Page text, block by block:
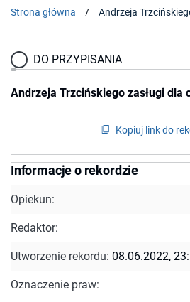
Strona główna Andrzeja
DO PRZYPISANIA
Andrzeja Trzcińskiego zasługi dla
Kopiuj link do
Informacje o rekordzie
Opiekun:
Redaktor:
Utworzenie rekordu: 08.06.2022,
Oznaczenie praw: